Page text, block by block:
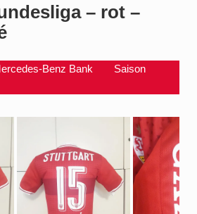
– rot –
Benz Bank
Saison